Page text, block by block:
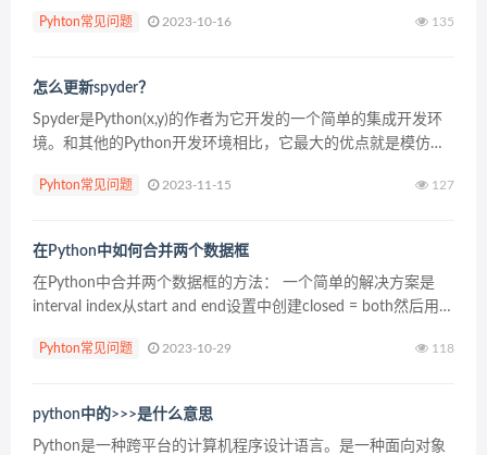
奇？请看下文。 关于eval（）： 将字符串str...
Pyhton常见问题 2023-10-16 135
怎么更新spyder？
Spyder是Python(x,y)的作者为它开发的一个简单的集成开发环
境。和其他的Python开发环境相比，它最大的优点就是模仿
值。 下面我们就来看一下更新...
Pyhton常见问题 2023-11-15 127
在Python中如何合并两个数据框
在Python中合并两个数据框的方法： 一个简单的解决方案是
interval index从start and end设置中创建closed = both然后用于
Pyhton常见问题 2023-10-29 118
python中的>>>是什么意思
Python是一种跨平台的计算机程序设计语言。是一种面向对象